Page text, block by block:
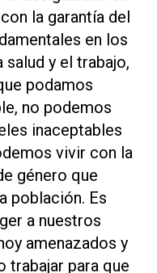
la garantía del
en los
y el trabajo,
podamos
no podemos
inaceptables
vivir con la
género que
población. Es
a nuestros
amenazados y
trabajar para que